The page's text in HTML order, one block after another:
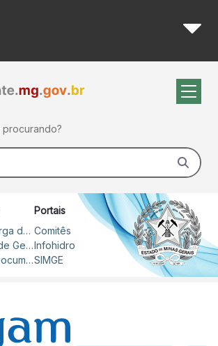
principal
Ordinária do
Sistema de Outorga de Direito de Uso de Recursos Hídricos – SOUT
Instituto Mineiro de Gestão das Águas
Repositório de Documentos
Portais
Comitês
Infohidro
SIMGE